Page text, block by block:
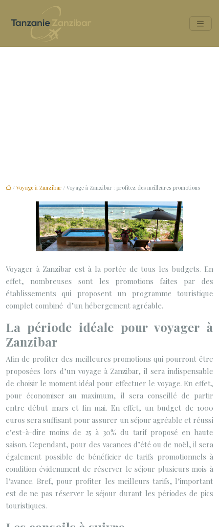
/ Voyage à Zanzibar / Voyage à Zanzibar : profitez des meilleures promotions
Voyager à Zanzibar est à la portée de tous les budgets. En
effet, nombreuses sont les promotions faites par des
établissements qui proposent un programme touristique
complet combiné d’un hébergement agréable.
La période idéale pour voyager à
Zanzibar
Afin de profiter des meilleures promotions qui pourront être
proposées lors d’un voyage à Zanzibar, il sera indispensable
de choisir le moment idéal pour effectuer le voyage. En effet,
pour économiser au maximum, il sera conseillé de partir
entre début mars et fin mai. En effet, un budget de 1000
euros sera suffisant pour assurer un séjour agréable et réussi
c’est-à-dire moins de 25 à 30% du tarif proposé en haute
saison. Cependant, pour des vacances d’été ou de noël, il sera
également possible de bénéficier de tarifs promotionnels à
condition évidemment de réserver le séjour plusieurs mois à
l’avance. Bref, pour profiter les meilleurs tarifs, l’important
est de ne pas réserver le séjour durant les périodes de pics
touristiques.